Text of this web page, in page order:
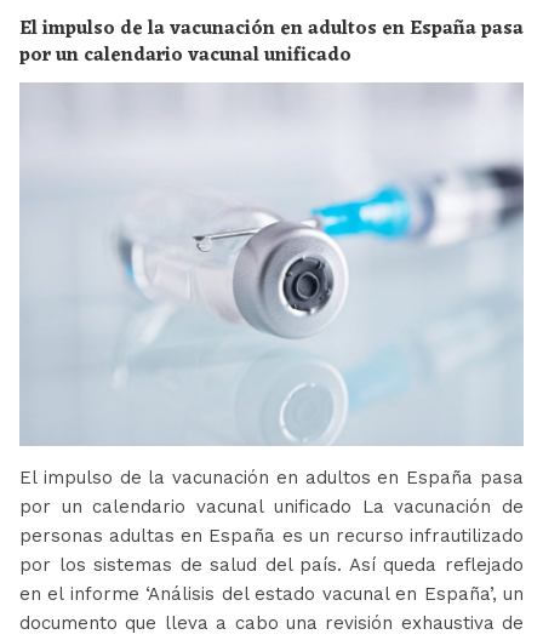
El impulso de la vacunación en adultos en España pasa
por un calendario vacunal unificado
El impulso de la vacunación en adultos en España pasa
por un calendario vacunal unificado La vacunación de
personas adultas en España es un recurso infrautilizado
por los sistemas de salud del país. Así queda reflejado
en el informe ‘Análisis del estado vacunal en España’, un
documento que lleva a cabo una revisión exhaustiva de